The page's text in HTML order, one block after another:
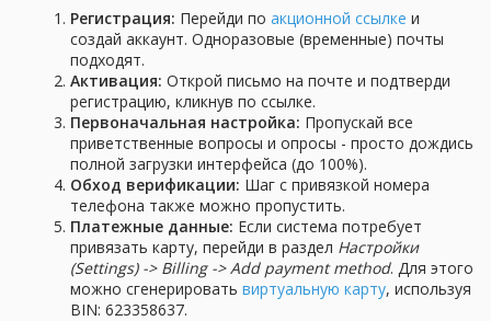
Регистрация: Перейди по акционной ссылке и
создай аккаунт. Одноразовые (временные) почты
подходят.
Активация: Открой письмо на почте и подтверди
регистрацию, кликнув по ссылке.
Первоначальная настройка: Пропускай все
приветственные вопросы и опросы - просто дождись
полной загрузки интерфейса (до 100%).
Обход верификации: Шаг с привязкой номера
телефона также можно пропустить.
Платежные данные: Если система потребует
привязать карту, перейди в раздел Настройки
(Settings) -> Billing -> Add payment method. Для этого
можно сгенерировать виртуальную карту, используя
BIN: 623358637.